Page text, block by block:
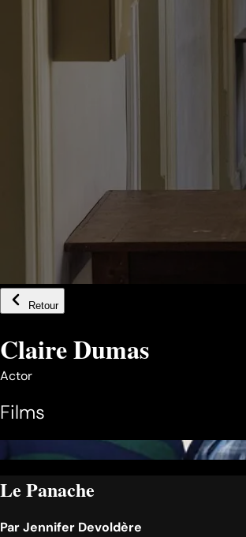
Retour
Claire Dumas
Actor
Films
Le Panache
ParJennifer Devoldère